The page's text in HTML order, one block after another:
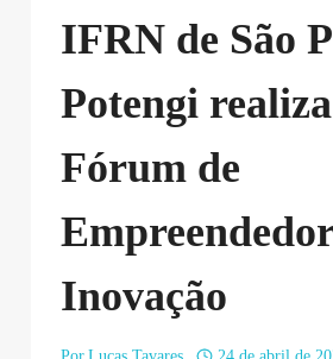
IFRN de São
Potengi
Fórum de
Inovação